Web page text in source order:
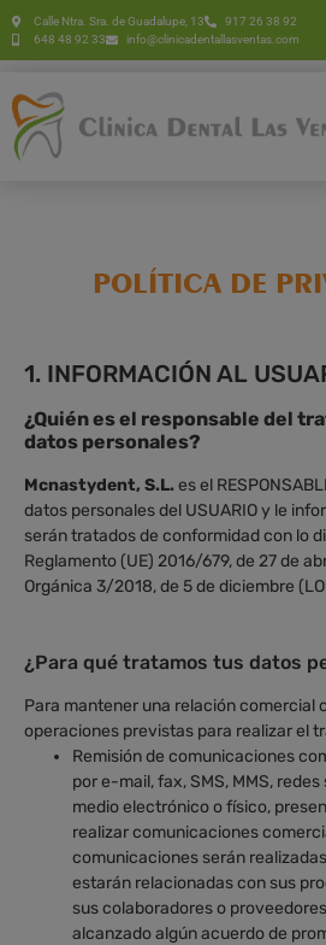
Calle Ntra. Sra. de Guadalupe, 13
917 26 38 92
648 48 92 33
info@clinicadentallasventas.com
POLÍTICA DE
1. INFORMACIÓN AL
¿Quién es el responsable del
datos personales?
Mcnastydent, S.L.es el
datos personales del USUARIO y le
serán tratados de conformidad con lo
Reglamento (UE) 2016/679, de 27 de
Orgánica 3/2018, de 5 de diciembre
¿Para qué tratamos tus datos
Para mantener una relación comercial
operaciones previstas para realizar el
Remisión de comunicaciones
por e-mail, fax, SMS, MMS,
medio electrónico o físico,
realizar comunicaciones
comunicaciones serán realizadas
estarán relacionadas con sus
sus colaboradores o
alcanzado algún acuerdo de